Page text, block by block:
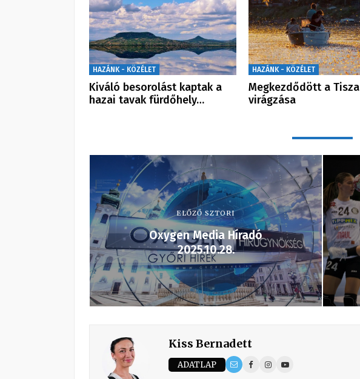
HAZÁNK - KÖZÉLET
Kiváló besorolást kaptak a
hazai tavak fürdőhely…
HAZÁNK - KÖZÉLET
Megkezdődött a Tisza
virágzása
ELŐZŐ SZTORI
Oxygen Media Híradó
2025.10.28.
Kiss Bernadett
ADATLAP